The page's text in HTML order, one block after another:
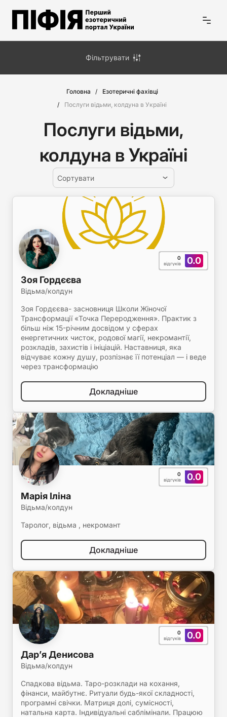
Головна
Езотеричні фахівці
Послуги відьми, колдуна в Україні
Послуги відьми,
колдуна в Україні
Сортувати
0.0
0
відгуків
Зоя Гордєєва
Відьма/колдун
Зоя Гордєєва- засновниця Школи Жіночої
Трансформації «Точка Переродження». Практик з
більш ніж 15-річним досвідом у сферах
енергетичних чисток, родової магії, некромантії,
розкладів, захистів і ініціацій. Наставниця, яка
відчуває кожну душу, розпізнає її потенціал — і веде
через трансформацію
Докладніше
0.0
0
відгуків
Марія Іліна
Відьма/колдун
Таролог, відьма , некромант
Докладніше
0.0
0
відгуків
Дарʼя Денисова
Відьма/колдун
Спадкова відьма. Таро-розклади на кохання,
фінанси, майбутнє. Ритуали будь-якої складності,
програмні свічки. Матриця долі, сумісності,
натальна карта. Індивідуальні саблімінали. Працюю
Фільтрувати